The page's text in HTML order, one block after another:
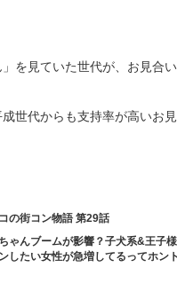
を見ていた世代が、 お見合
世代からも支持率が高いお見
の街コン物語 第29話
ゃんブームが影響？子犬系&王子
したい女性が急増してるってホン